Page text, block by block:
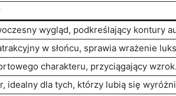
wygląd, podkreślający kontury
w słońcu, sprawia wrażenie
charakteru, przyciągający wzrok.
idealny dla tych, którzy lubią się